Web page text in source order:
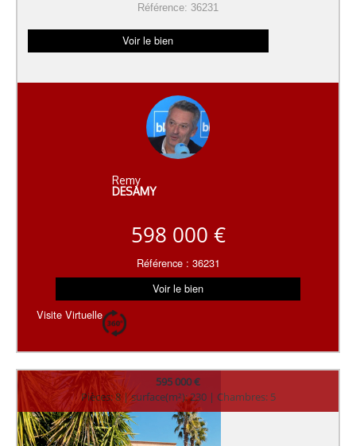
Référence: 36231
Voir le bien
Remy
DESAMY
598 000 €
Référence : 36231
Voir le bien
Visite Virtuelle
595 000 €
Pièces: 8 | surface(m²): 230 | Chambres: 5